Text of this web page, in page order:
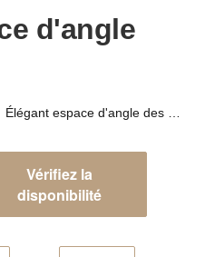
d'angle
Vérifiez la
disponibilité